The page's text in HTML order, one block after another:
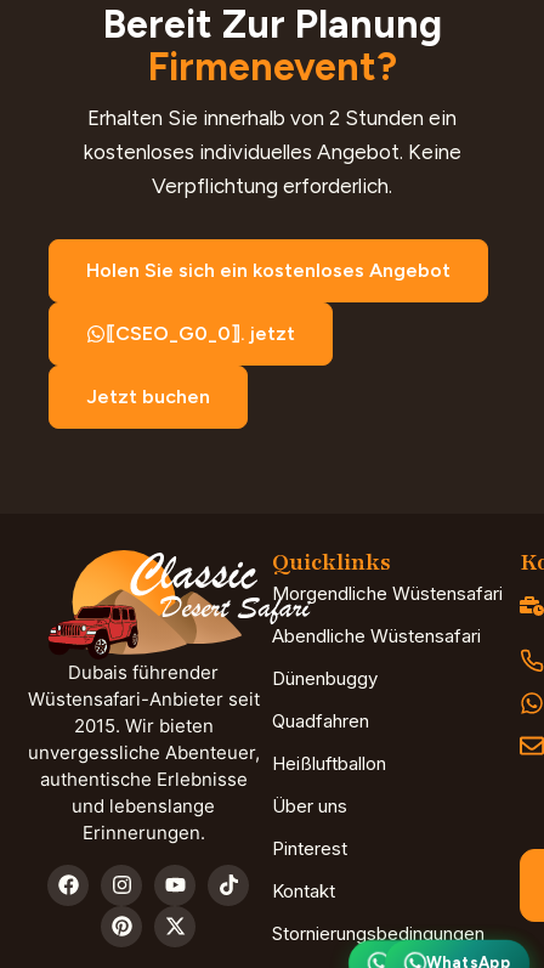
Bereit Zur Planung
Firmenevent?
Erhalten Sie innerhalb von 2 Stunden ein
kostenloses individuelles Angebot. Keine
Verpflichtung erforderlich.
Holen Sie sich ein kostenloses Angebot
⟦CSEO_G0_0⟧. jetzt
Jetzt buchen
Dubais führender
Wüstensafari-Anbieter seit
2015. Wir bieten
unvergessliche Abenteuer,
authentische Erlebnisse
und lebenslange
Erinnerungen.
Quicklinks
Morgendliche Wüstensafari
Abendliche Wüstensafari
Dünenbuggy
Quadfahren
Heißluftballon
Über uns
Pinterest
Kontakt
Stornierungsbedingungen
⟦CSEO_G0_0⟧.
WhatsApp